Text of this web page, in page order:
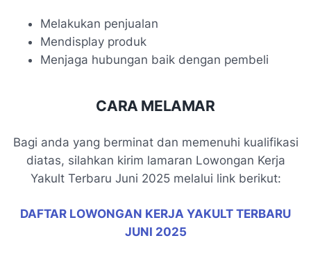
Melakukan penjualan
Mendisplay produk
Menjaga hubungan baik dengan pembeli
CARA MELAMAR
Bagi anda yang berminat dan memenuhi kualifikasi
diatas, silahkan kirim lamaran Lowongan Kerja
Yakult Terbaru Juni 2025 melalui link berikut:
DAFTAR LOWONGAN KERJA YAKULT TERBARU
JUNI 2025